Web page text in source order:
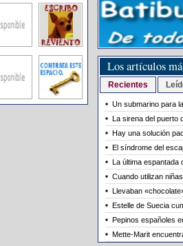
Los artículos
Recientes
Un submarino para
La sirena del puerto
Hay una solución
El síndrome del
La última espantada
Cuando utilizan
Llevaban
Estelle de Suecia
Pepinos españoles
Mette-Marit